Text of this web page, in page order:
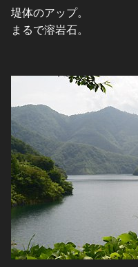
堤体のアップ。
まるで溶岩石。